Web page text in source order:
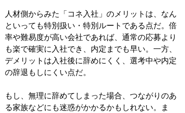
人材側からみた「コネ入社」のメリットは、なん
といっても特別扱い・特別ルートである点だ。倍
率や難易度が高い会社であれば、通常の応募より
も楽で確実に入社でき、内定までも早い。一方、
デメリットは入社後に辞めにくく、選考中や内定
の辞退もしにくい点だ。
もし、無理に辞めてしまった場合、つながりのあ
る家族などにも迷惑がかかるかもしれない。ま